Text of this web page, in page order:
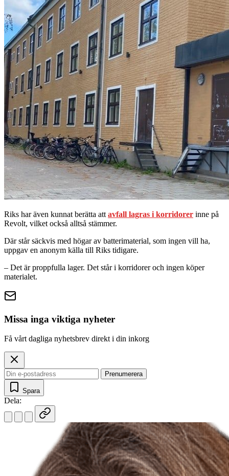
Riks har även kunnat berätta att avfall lagras i korridorer inne på
Revolt, vilket också alltså stämmer.
Där står säckvis med högar av batterimaterial, som ingen vill ha,
uppgav en anonym källa till Riks tidigare.
– Det är proppfulla lager. Det står i korridorer och ingen köper
materialet.
Missa inga viktiga nyheter
Få vårt dagliga nyhetsbrev direkt i din inkorg
Prenumerera
Spara
Dela: